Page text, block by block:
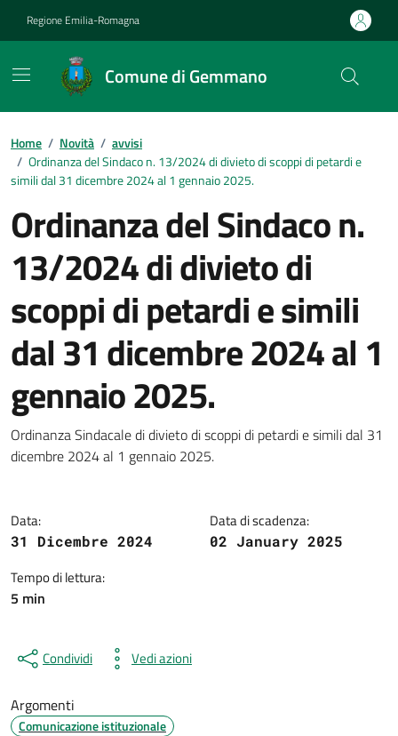
Regione Emilia-Romagna
Comune di Gemmano
Contenuti in evidenza
Home / Novità / avvisi
/ Ordinanza del Sindaco n. 13/2024 di divieto di scoppi di petardi e
simili dal 31 dicembre 2024 al 1 gennaio 2025.
Ordinanza del Sindaco n.
13/2024 di divieto di
scoppi di petardi e simili
dal 31 dicembre 2024 al 1
gennaio 2025.
Dettagli della notizia
Ordinanza Sindacale di divieto di scoppi di petardi e simili dal 31
dicembre 2024 al 1 gennaio 2025.
Data:
31 Dicembre 2024
Data di scadenza:
02 January 2025
Tempo di lettura:
5 min
Condividi Vedi azioni
Argomenti
Comunicazione istituzionale